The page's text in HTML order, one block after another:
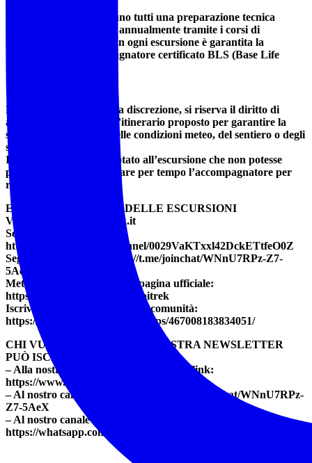
Gli accompagnatori hanno tutti una preparazione tecnica
adeguata ed aggiornata annualmente tramite i corsi di
formazione Federtrek. In ogni escursione è garantita la
presenza di un accompagnatore certificato BLS (Base Life
❗
L’accompagnatore, a sua discrezione, si riserva il diritto di
annullare o modificare l’itinerario proposto per garantire la
sicurezza, in funzione delle condizioni meteo, del sentiero o degli
stessi partecipanti.
Il partecipante già prenotato all’escursione che non potesse
partecipare, dovrà avvisare per tempo l’accompagnatore per
ragioni organizzative.
ELENCO COMPLETO DELLE ESCURSIONI
Visita il sito: www.noitrek.it
Seguici su WhatsApp:
https://whatsapp.com/channel/0029VaKTxxl42DckETtfeO0Z
Seguici su Telegram: https://t.me/joinchat/WNnU7RPz-Z7-
5AeX
Metti “mi piace” alla nostra pagina ufficiale:
https://www.facebook.com/Noitrek
Iscriviti al gruppo della nostra comunità:
https://www.facebook.com/groups/467008183834051/
CHI VUOLE RICEVERE LA NOSTRA NEWSLETTER
PUÒ ISCRIVERSI:
– Alla nostra mailing list tramite questo link:
https://www.noitrek.it/newsletter/
– Al nostro canale Telegram: https://t.me/joinchat/WNnU7RPz-
Z7-5AeX
– Al nostro canale whatsapp:
https://whatsapp.com/channel/0029VaKTxxl42DckETtfeO0Z